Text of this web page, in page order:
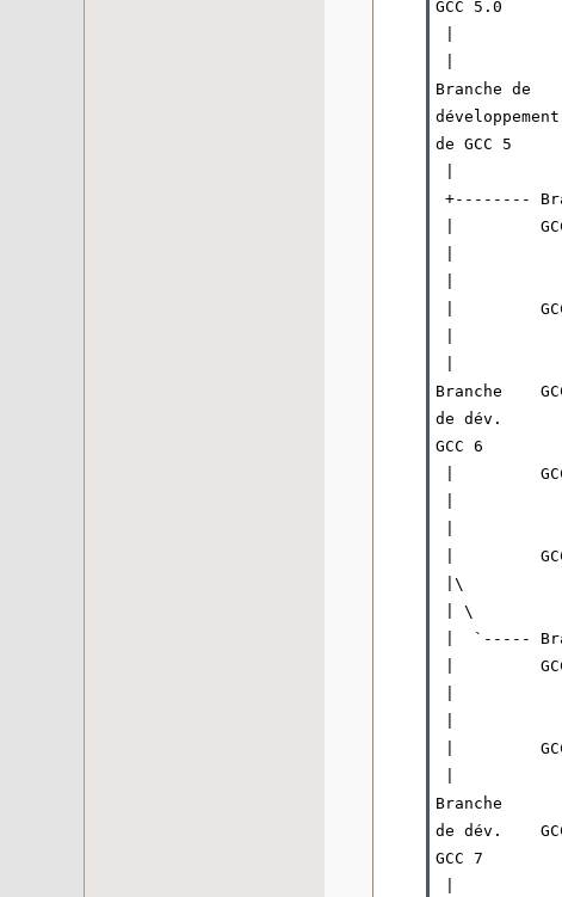
GCC 5.0
Branche de
développement
de GCC 5
+--------
|         GCC
|
|         GCC
|
Branche
de dév.
GCC 6
|         GCC
|
|         GCC
|\
| \
|  `-----
|         GCC
|
|         GCC
Branche
de dév.
GCC 7
|